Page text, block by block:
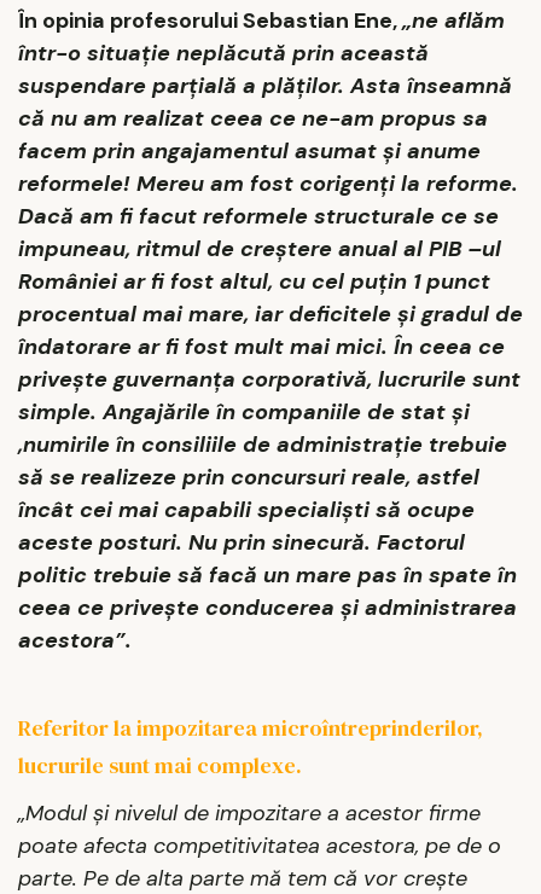
În opinia profesorului Sebastian Ene,„ne aflăm
într-o situație neplăcută prin această
suspendare parțială a plăților. Asta înseamnă
că nu am realizat ceea ce ne-am propus sa
facem prin angajamentul asumat și anume
reformele! Mereu am fost corigenți la reforme.
Dacă am fi facut reformele structurale ce se
impuneau, ritmul de creștere anual al PIB –ul
României ar fi fost altul, cu cel puțin 1 punct
procentual mai mare, iar deficitele și gradul de
îndatorare ar fi fost mult mai mici. În ceea ce
privește guvernanța corporativă, lucrurile sunt
simple. Angajările în companiile de stat și
,numirile în consiliile de administrație trebuie
să se realizeze prin concursuri reale, astfel
încât cei mai capabili specialiști să ocupe
aceste posturi. Nu prin sinecură. Factorul
politic trebuie să facă un mare pas în spate în
ceea ce privește conducerea și administrarea
acestora”.
Referitor la impozitarea microîntreprinderilor,
lucrurile sunt mai complexe.
„Modul și nivelul de impozitare a acestor firme
poate afecta competitivitatea acestora, pe de o
parte. Pe de alta parte mă tem că vor crește